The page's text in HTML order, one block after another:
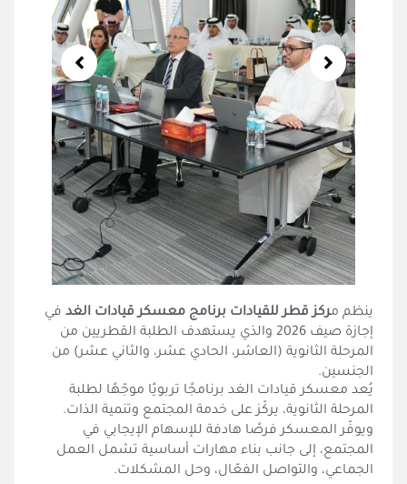
ينظم مركز قطر للقيادات برنامجمعسكر قيادات الغدفي
إجازة صيف 2026 والذي يستهدف الطلبة القطريين من
المرحلة الثانوية (العاشر، الحادي عشر، والثاني عشر) من
الجنسين.
يُعد معسكر قيادات الغد برنامجًا تربويًا موجّهًا لطلبة
المرحلة الثانوية، يركّز على خدمة المجتمع وتنمية الذات.
ويوفّر المعسكر فرصًا هادفة للإسهام الإيجابي في
المجتمع، إلى جانب بناء مهارات أساسية تشمل العمل
الجماعي، والتواصل الفعّال، وحل المشكلات.